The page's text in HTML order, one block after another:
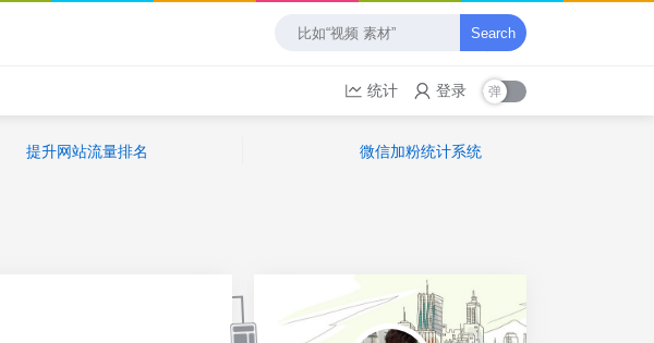
Search
统计 登录
提升网站流量排名 微信加粉统计系统